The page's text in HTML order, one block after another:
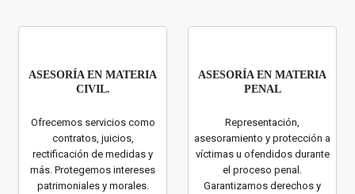
ASESORÍA EN MATERIA
CIVIL.
Ofrecemos servicios como
contratos, juicios,
rectificación de medidas y
más. Protegemos intereses
patrimoniales y morales.
ASESORÍA EN MATERIA
PENAL
Representación,
asesoramiento y protección a
víctimas u ofendidos durante
el proceso penal.
Garantizamos derechos y